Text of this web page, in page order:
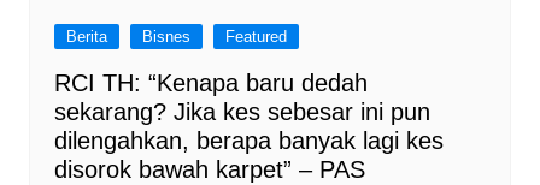
Berita Bisnes Featured
RCI TH: “Kenapa baru dedah
sekarang? Jika kes sebesar ini pun
dilengahkan, berapa banyak lagi kes
disorok bawah karpet” – PAS